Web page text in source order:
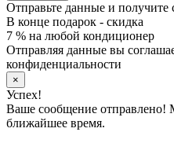
Отправьте данные и получите
В конце подарок - скидка
7 % на любой кондиционер
Отправляя данные вы
конфиденциальности
×
Успех!
Ваше сообщение отправлено!
ближайшее время.